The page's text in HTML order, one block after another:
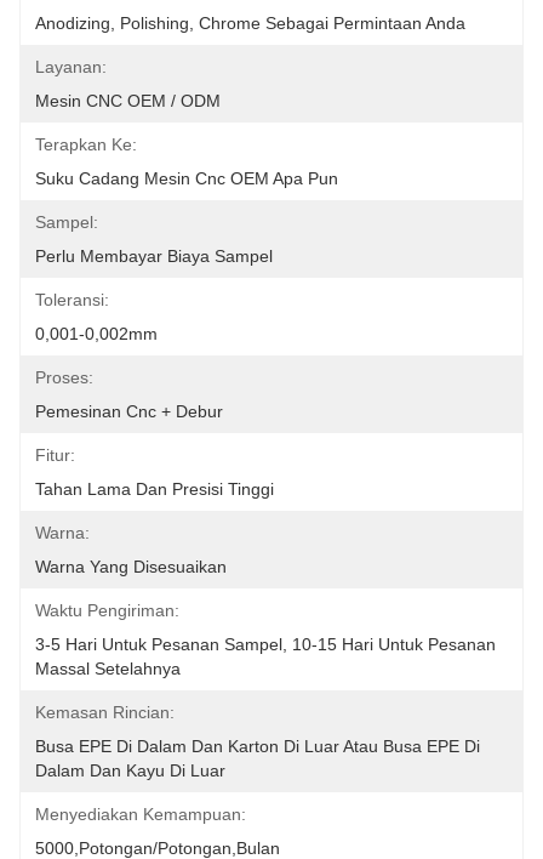
Anodizing, Polishing, Chrome Sebagai Permintaan Anda
Layanan:
Mesin CNC OEM / ODM
Terapkan Ke:
Suku Cadang Mesin Cnc OEM Apa Pun
Sampel:
Perlu Membayar Biaya Sampel
Toleransi:
0,001-0,002mm
Proses:
Pemesinan Cnc + Debur
Fitur:
Tahan Lama Dan Presisi Tinggi
Warna:
Warna Yang Disesuaikan
Waktu Pengiriman:
3-5 Hari Untuk Pesanan Sampel, 10-15 Hari Untuk Pesanan
Massal Setelahnya
Kemasan Rincian:
Busa EPE Di Dalam Dan Karton Di Luar Atau Busa EPE Di
Dalam Dan Kayu Di Luar
Menyediakan Kemampuan:
5000,Potongan/Potongan,Bulan